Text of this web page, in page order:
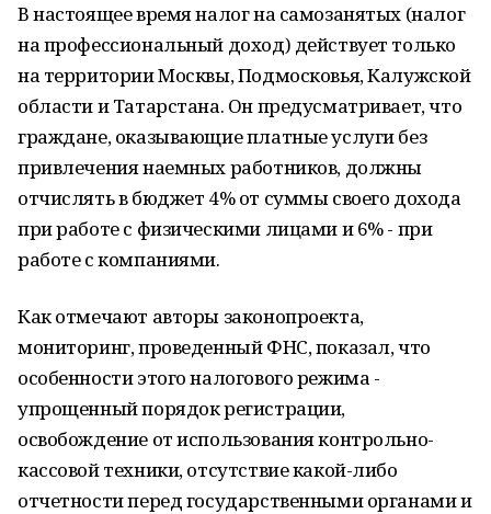
В настоящее время налог на самозанятых (налог
на профессиональный доход) действует только
на территории Москвы, Подмосковья, Калужской
области и Татарстана. Он предусматривает, что
граждане, оказывающие платные услуги без
привлечения наемных работников, должны
отчислять в бюджет 4% от суммы своего дохода
при работе с физическими лицами и 6% - при
работе с компаниями.
Как отмечают авторы законопроекта,
мониторинг, проведенный ФНС, показал, что
особенности этого налогового режима -
упрощенный порядок регистрации,
освобождение от использования контрольно-
кассовой техники, отсутствие какой-либо
отчетности перед государственными органами и